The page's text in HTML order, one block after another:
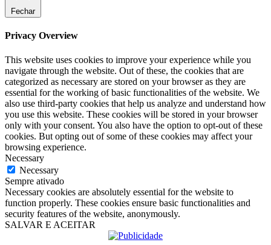
Fechar
Privacy Overview
This website uses cookies to improve your experience while you
navigate through the website. Out of these, the cookies that are
categorized as necessary are stored on your browser as they are
essential for the working of basic functionalities of the website. We
also use third-party cookies that help us analyze and understand how
you use this website. These cookies will be stored in your browser
only with your consent. You also have the option to opt-out of these
cookies. But opting out of some of these cookies may affect your
browsing experience.
Necessary
Necessary
Sempre ativado
Necessary cookies are absolutely essential for the website to
function properly. These cookies ensure basic functionalities and
security features of the website, anonymously.
SALVAR E ACEITAR